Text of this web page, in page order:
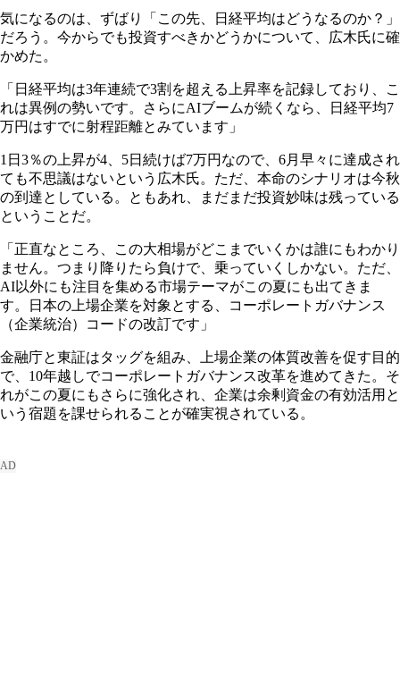
気になるのは、ずばり「この先、日経平均はどうなるのか？」
だろう。今からでも投資すべきかどうかについて、広木氏に確
かめた。
「日経平均は3年連続で3割を超える上昇率を記録しており、こ
れは異例の勢いです。さらにAIブームが続くなら、日経平均7
万円はすでに射程距離とみています」
1日3％の上昇が4、5日続けば7万円なので、6月早々に達成され
ても不思議はないという広木氏。ただ、本命のシナリオは今秋
の到達としている。ともあれ、まだまだ投資妙味は残っている
ということだ。
「正直なところ、この大相場がどこまでいくかは誰にもわかり
ません。つまり降りたら負けで、乗っていくしかない。ただ、
AI以外にも注目を集める市場テーマがこの夏にも出てきま
す。日本の上場企業を対象とする、コーポレートガバナンス
（企業統治）コードの改訂です」
金融庁と東証はタッグを組み、上場企業の体質改善を促す目的
で、10年越しでコーポレートガバナンス改革を進めてきた。そ
れがこの夏にもさらに強化され、企業は余剰資金の有効活用と
いう宿題を課せられることが確実視されている。